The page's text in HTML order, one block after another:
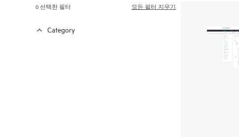
0선택한 필터 모든 필터 지우기
Category